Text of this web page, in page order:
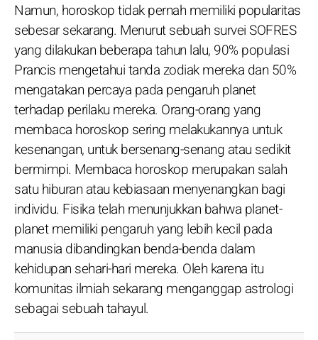
Namun, horoskop tidak pernah memiliki popularitas
sebesar sekarang. Menurut sebuah survei SOFRES
yang dilakukan beberapa tahun lalu, 90% populasi
Prancis mengetahui tanda zodiak mereka dan 50%
mengatakan percaya pada pengaruh planet
terhadap perilaku mereka. Orang-orang yang
membaca horoskop sering melakukannya untuk
kesenangan, untuk bersenang-senang atau sedikit
bermimpi. Membaca horoskop merupakan salah
satu hiburan atau kebiasaan menyenangkan bagi
individu. Fisika telah menunjukkan bahwa planet-
planet memiliki pengaruh yang lebih kecil pada
manusia dibandingkan benda-benda dalam
kehidupan sehari-hari mereka. Oleh karena itu
komunitas ilmiah sekarang menganggap astrologi
sebagai sebuah tahayul.